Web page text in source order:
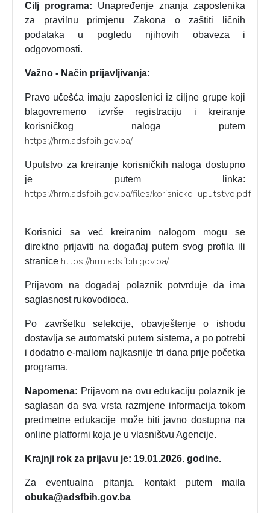
Cilj programa: Unapređenje znanja zaposlenika
za pravilnu primjenu Zakona o zaštiti ličnih
podataka u pogledu njihovih obaveza i
odgovornosti.
Važno - Način prijavljivanja:
Pravo učešća imaju zaposlenici iz ciljne grupe koji
blagovremeno izvrše registraciju i kreiranje
korisničkog naloga putem
https://hrm.adsfbih.gov.ba/
Uputstvo za kreiranje korisničkih naloga dostupno
je putem linka:
https://hrm.adsfbih.gov.ba/files/korisnicko_uputstvo.pdf
Korisnici sa već kreiranim nalogom mogu se
direktno prijaviti na događaj putem svog profila ili
stranice https://hrm.adsfbih.gov.ba/
Prijavom na događaj polaznik potvrđuje da ima
saglasnost rukovodioca.
Po završetku selekcije, obavještenje o ishodu
dostavlja se automatski putem sistema, a po potrebi
i dodatno e-mailom najkasnije tri dana prije početka
programa.
Napomena: Prijavom na ovu edukaciju polaznik je
saglasan da sva vrsta razmjene informacija tokom
predmetne edukacije može biti javno dostupna na
online platformi koja je u vlasništvu Agencije.
Krajnji rok za prijavu je: 19.01.2026. godine.
Za eventualna pitanja, kontakt putem maila
obuka@adsfbih.gov.ba